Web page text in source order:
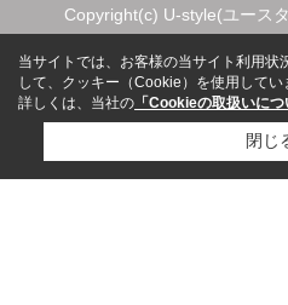
Copyright(c) U-style(ユース
当サイトでは、お客様の当サイト利用状
して、クッキー（Cookie）を使用してい
詳しくは、当社の 「Cookieの取扱いにつ
閉じ